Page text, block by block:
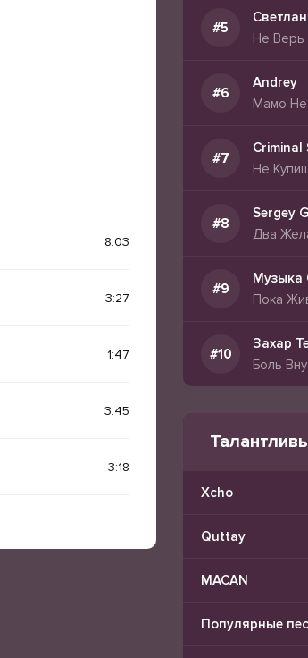
8:03
3:27
1:47
3:45
3:18
Не Верь
Andrey
Мамо Не
Criminal
Не
Sergey
Два
Музыка
Пока
Захар
Боль
Xcho
Quttay
MACAN
Популярные